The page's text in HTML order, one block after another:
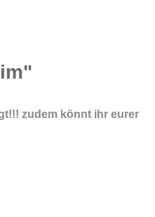
zudem könnt ihr eurer